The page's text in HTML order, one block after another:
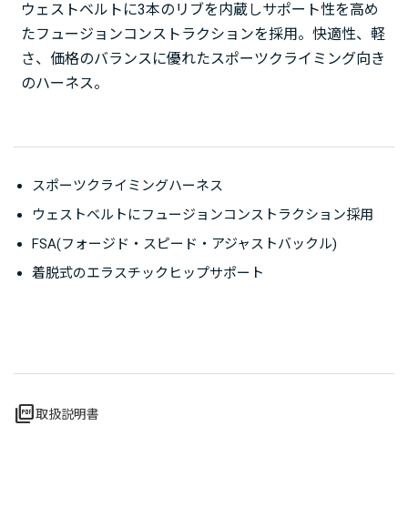
ウェストベルトに3本のリブを内蔵しサポート性を高め
たフュージョンコンストラクションを採用。快適性、軽
さ、価格のバランスに優れたスポーツクライミング向き
のハーネス。
スポーツクライミングハーネス
ウェストベルトにフュージョンコンストラクション採用
FSA(フォージド・スピード・アジャストバックル)
着脱式のエラスチックヒップサポート
picture_as_pdf取扱説明書